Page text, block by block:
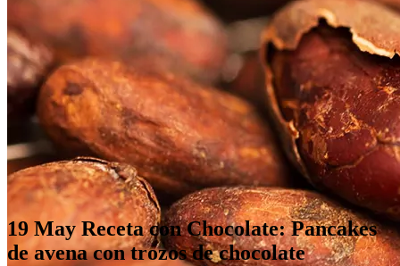
19 MayReceta con Chocolate: Pancakes
de avena con trozos de chocolate